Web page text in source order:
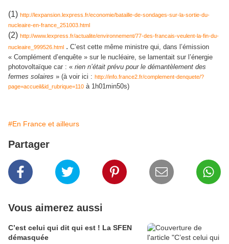
(1) http://lexpansion.lexpress.fr/economie/bataille-de-sondages-sur-la-sortie-du-
nucleaire-en-france_251003.html
(2) http://www.lexpress.fr/actualite/environnement/77-des-francais-veulent-la-fin-du-
nucleaire_999526.html . C’est cette même ministre qui, dans l’émission
« Complément d’enquête » sur le nucléaire, se lamentait sur l’énergie
photovoltaïque car : « rien n’était prévu pour le démantèlement des
fermes solaires » (à voir ici : http://info.france2.fr/complement-denquete/?
page=accueil&id_rubrique=110 à 1h01min50s)
#En France et ailleurs
Partager
Vous aimerez aussi
C’est celui qui dit qui est ! La SFEN
démasquée